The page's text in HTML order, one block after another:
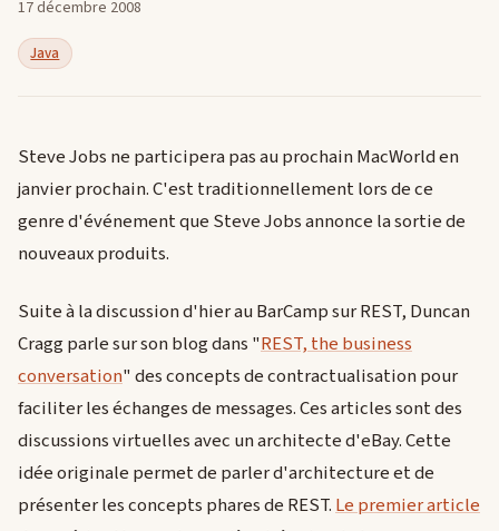
17 décembre 2008
Java
Steve Jobs ne participera pas au prochain MacWorld en
janvier prochain. C'est traditionnellement lors de ce
genre d'événement que Steve Jobs annonce la sortie de
nouveaux produits.
Suite à la discussion d'hier au BarCamp sur REST, Duncan
Cragg parle sur son blog dans "REST, the business
conversation" des concepts de contractualisation pour
faciliter les échanges de messages. Ces articles sont des
discussions virtuelles avec un architecte d'eBay. Cette
idée originale permet de parler d'architecture et de
présenter les concepts phares de REST. Le premier article